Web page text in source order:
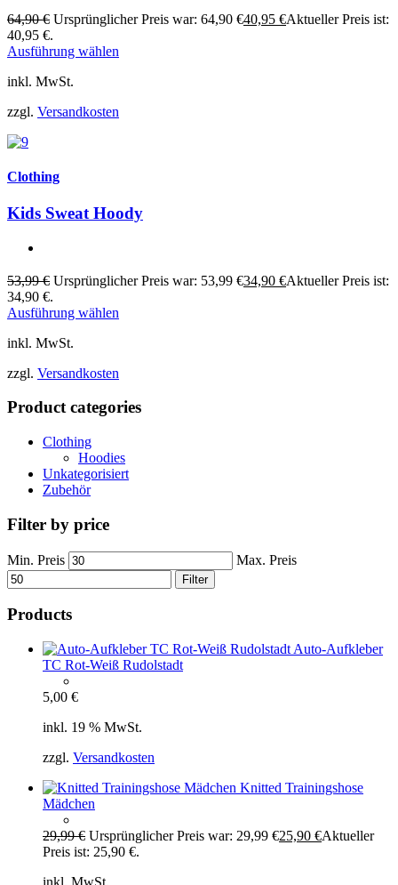
64,90€ Ursprünglicher Preis war: 64,90 €40,95 €Aktueller Preis ist:
40,95 €.
Ausführung wählen
inkl. MwSt.
zzgl. Versandkosten
Clothing
Kids Sweat Hoody
53,99€ Ursprünglicher Preis war: 53,99 €34,90 €Aktueller Preis ist:
34,90 €.
Ausführung wählen
inkl. MwSt.
zzgl. Versandkosten
Product categories
Clothing
Hoodies
Unkategorisiert
Zubehör
Filter by price
Min. Preis Max. Preis
Filter
Products
Auto-Aufkleber
TC Rot-Weiß Rudolstadt
5,00 €
inkl. 19 % MwSt.
zzgl. Versandkosten
Knitted Trainingshose
Mädchen
29,99€ Ursprünglicher Preis war: 29,99 €25,90 €Aktueller
Preis ist: 25,90 €.
inkl. MwSt.